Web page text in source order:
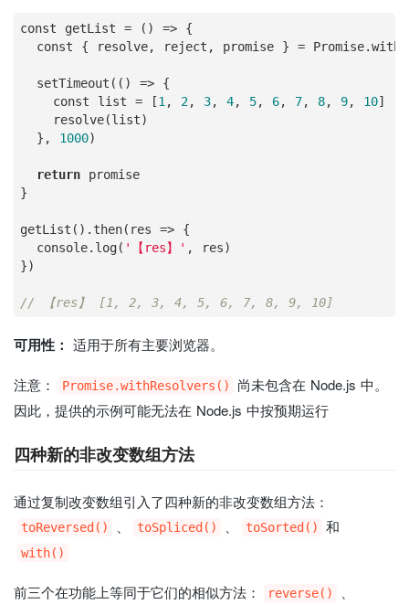
const getList = () => {
const { resolve, reject, promise } =
setTimeout(() => {
const list = [1 , 2, 3, 4, 5, 6, 7, 8, 9, 10]
resolve(list)
}, 1000)
return promise
}
getList().then(res => {
console.log( '【res】' , res)
})
// 【res】 [1, 2, 3, 4, 5, 6, 7, 8, 9, 10]
可用性： 适用于所有主要浏览器。
注意： Promise.withResolvers()
尚未包含在 Node.js 中。
因此，提供的示例可能无法在 Node.js 中按预期运行
四种新的非改变数组方法
通过复制改变数组引入了四种新的非改变数组方法：
toReversed() toSpliced() toSorted() 和
with()
前三个在功能上等同于它们的相似方法： reverse()